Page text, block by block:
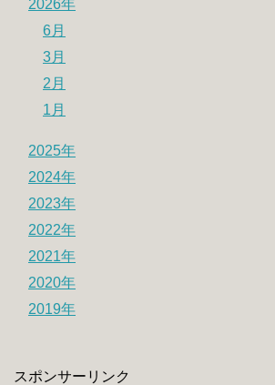
2026年
6月
3月
2月
1月
2025年
2024年
2023年
2022年
2021年
2020年
2019年
スポンサーリンク